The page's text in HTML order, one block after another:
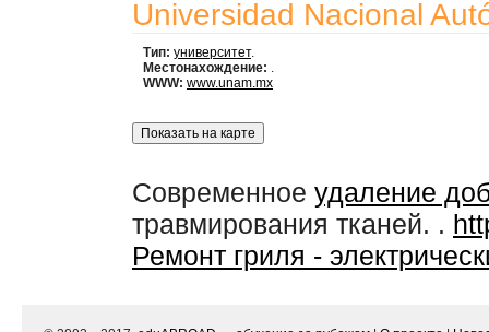
Universidad Nacional
Тип: университет.
Местонахождение: .
WWW: www.unam.mx
Современное удаление
травмирования тканей. .
Ремонт гриля -